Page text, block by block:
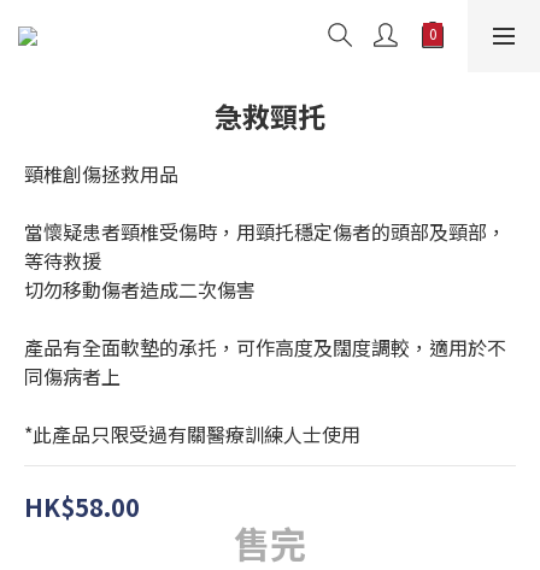
急救頸托
頸椎創傷拯救用品
當懷疑患者頸椎受傷時，用頸托穩定傷者的頭部及頸部，
等待救援
切勿移動傷者造成二次傷害
產品有全面軟墊的承托，可作高度及闊度調較，適用於不
同傷病者上
*此產品只限受過有關醫療訓練人士使用
HK$58.00
售完